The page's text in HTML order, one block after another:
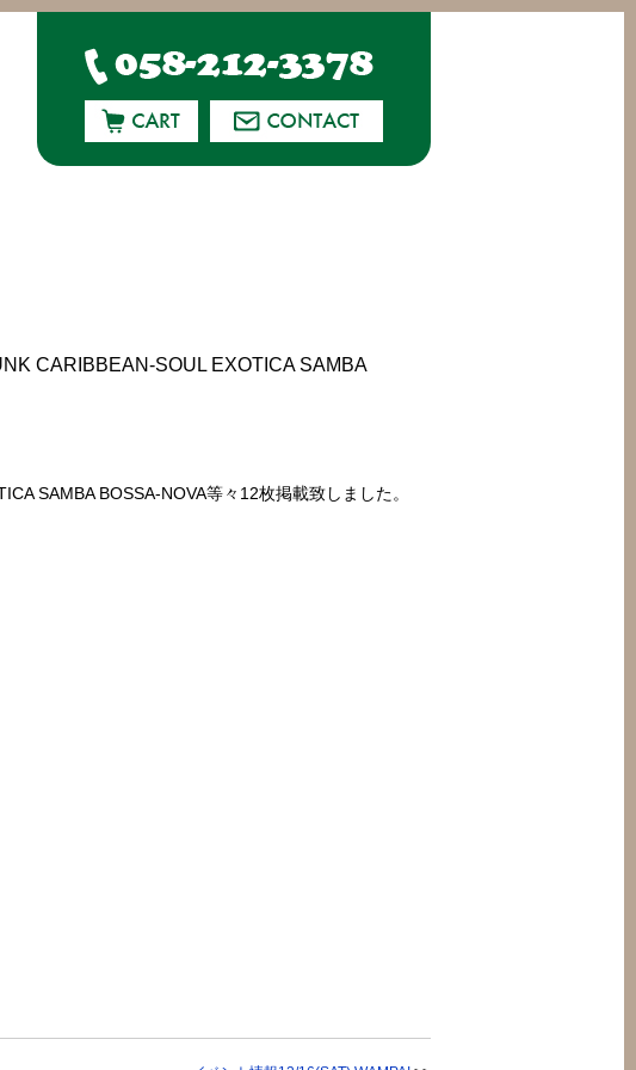
CARIBBEAN-SOUL EXOTICA SAMBA
SAMBA BOSSA-NOVA等々12枚掲載致しました。